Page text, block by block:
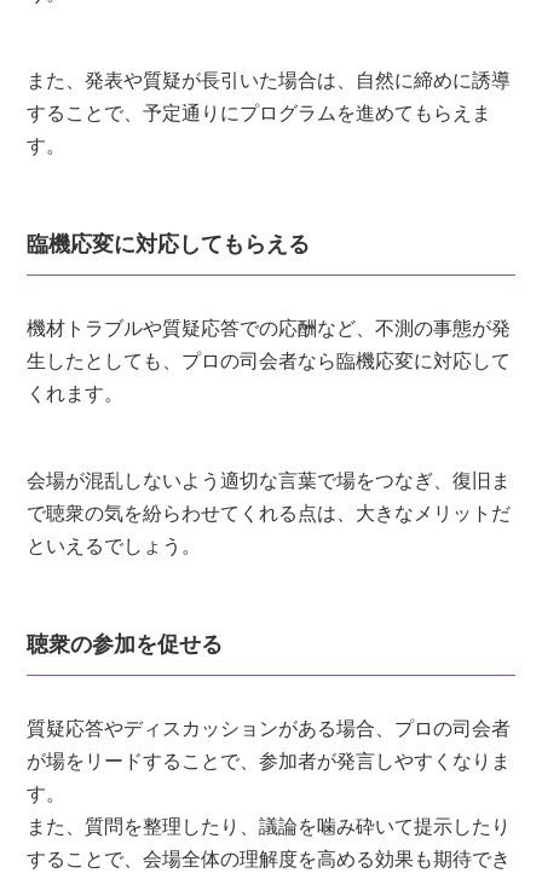
また、発表や質疑が長引いた場合は、自然に締めに誘導
することで、予定通りにプログラムを進めてもらえま
す。
臨機応変に対応してもらえる
機材トラブルや質疑応答での応酬など、不測の事態が発
生したとしても、プロの司会者なら臨機応変に対応して
くれます。
会場が混乱しないよう適切な言葉で場をつなぎ、復旧ま
で聴衆の気を紛らわせてくれる点は、大きなメリットだ
といえるでしょう。
聴衆の参加を促せる
質疑応答やディスカッションがある場合、プロの司会者
が場をリードすることで、参加者が発言しやすくなりま
す。
また、質問を整理したり、議論を噛み砕いて提示したり
することで、会場全体の理解度を高める効果も期待でき